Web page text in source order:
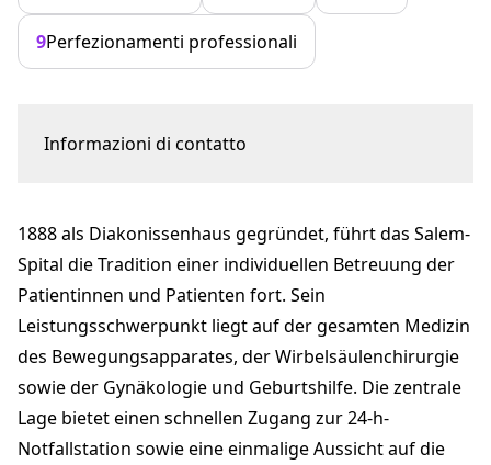
9Perfezionamenti professionali
Informazioni di contatto
salem-spital@hirslanden.ch
+41 31 337 60 00
1888 als Diakonissenhaus gegründet, führt das Salem-
Spital die Tradition einer individuellen Betreuung der
Patientinnen und Patienten fort. Sein
Leistungsschwerpunkt liegt auf der gesamten Medizin
des Bewegungsapparates, der Wirbelsäulenchirurgie
sowie der Gynäkologie und Geburtshilfe. Die zentrale
Lage bietet einen schnellen Zugang zur 24-h-
Notfallstation sowie eine einmalige Aussicht auf die